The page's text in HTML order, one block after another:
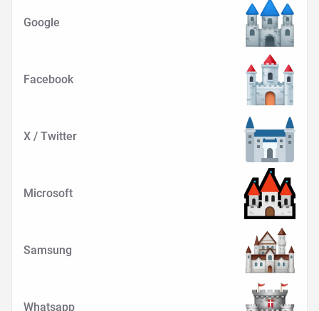
Google
Facebook
X / Twitter
Microsoft
Samsung
Whatsapp